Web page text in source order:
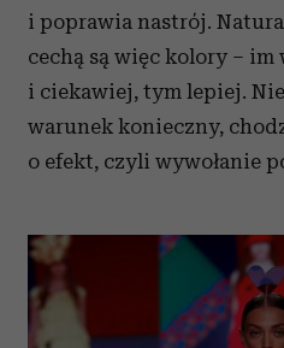
i poprawia nastrój.
cechą są więc kolory –
i ciekawiej, tym lepiej.
warunek konieczny,
o efekt, czyli wywołanie